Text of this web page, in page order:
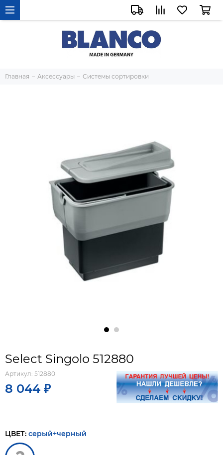
Главная Аксессуары Системы сортировки
Select Singolo 512880
Артикул: 512880
8 044 ₽
ЦВЕТ: серый+черный